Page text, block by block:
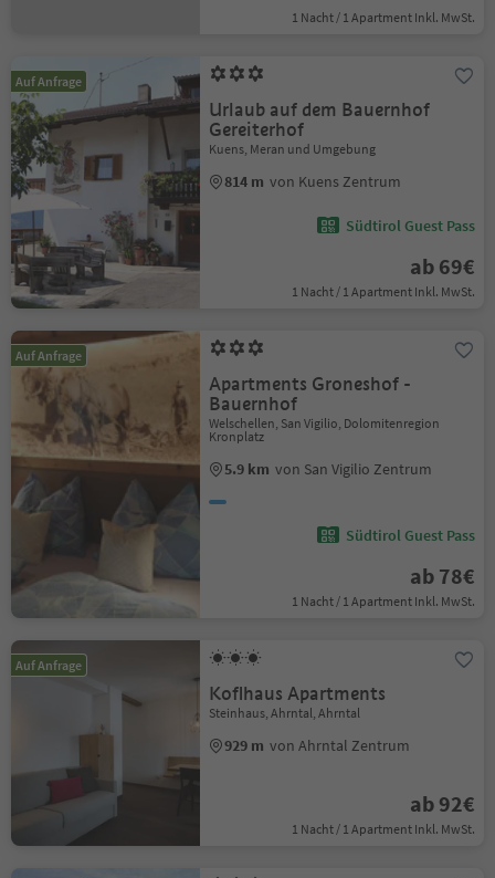
1 Nacht / 1 Apartment Inkl. MwSt.
Auf Anfrage
Urlaub auf dem Bauernhof
Gereiterhof
Kuens, Meran und Umgebung
814 m von Kuens Zentrum
Südtirol Guest Pass
ab 69€
1 Nacht / 1 Apartment Inkl. MwSt.
Auf Anfrage
Apartments Groneshof -
Bauernhof
Welschellen, San Vigilio, Dolomitenregion
Kronplatz
5.9 km von San Vigilio Zentrum
Südtirol Guest Pass
ab 78€
1 Nacht / 1 Apartment Inkl. MwSt.
Auf Anfrage
Koflhaus Apartments
Steinhaus, Ahrntal, Ahrntal
929 m von Ahrntal Zentrum
ab 92€
1 Nacht / 1 Apartment Inkl. MwSt.